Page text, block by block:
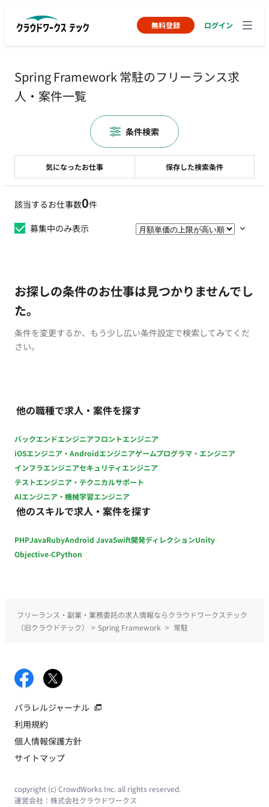
無料登録 ログイン
Spring Framework 常駐のフリーランス求
人・案件一覧
該当するお仕事数0件
募集中のみ表示
お探しの条件のお仕事は見つかりませんでし
た。
条件を変更するか、もう少し広い条件設定で検索してみてくだ
さい。
他の職種で求人・案件を探す
バックエンドエンジニアフロントエンジニア
iOSエンジニア・Androidエンジニアゲームプログラマ・エンジニア
インフラエンジニアセキュリティエンジニア
テストエンジニア・テクニカルサポート
AIエンジニア・機械学習エンジニア
他のスキルで求人・案件を探す
PHPJavaRubyAndroid JavaSwift開発ディレクションUnity
Objective-CPython
気になったお仕事 保存した検索条件
条件検索
フリーランス・副業・業務委託の求人情報ならクラウドワークステック
（旧クラウドテック）
> Spring Framework > 常駐
パラレルジャーナル
利用規約
個人情報保護方針
サイトマップ
copyright (c) CrowdWorks Inc. all rights reserved.
運営会社： 株式会社クラウドワークス